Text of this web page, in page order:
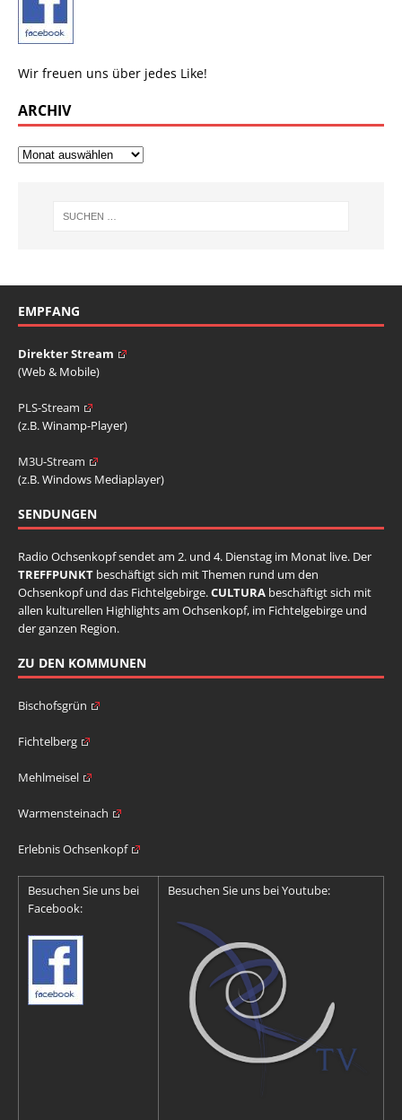
Wir freuen uns über jedes Like!
ARCHIV
EMPFANG
Direkter Stream
(Web & Mobile)
PLS-Stream
(z.B. Winamp-Player)
M3U-Stream
(z.B. Windows Mediaplayer)
SENDUNGEN
Radio Ochsenkopf sendet am 2. und 4. Dienstag im Monat live. Der
TREFFPUNKT beschäftigt sich mit Themen rund um den
Ochsenkopf und das Fichtelgebirge.CULTURA beschäftigt sich mit
allen kulturellen Highlights am Ochsenkopf, im Fichtelgebirge und
der ganzen Region.
ZU DEN KOMMUNEN
Bischofsgrün
Fichtelberg
Mehlmeisel
Warmensteinach
Erlebnis Ochsenkopf
Besuchen Sie uns bei
Facebook:
Besuchen Sie uns bei Youtube: